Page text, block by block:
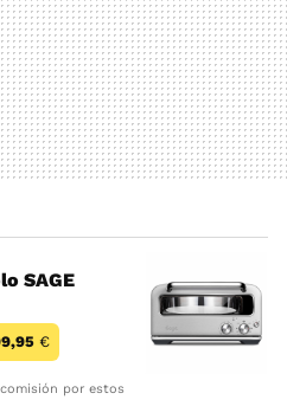
SAGE
€
por estos